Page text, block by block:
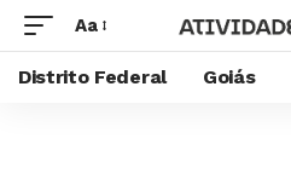
Aa
Distrito Federal Goiás